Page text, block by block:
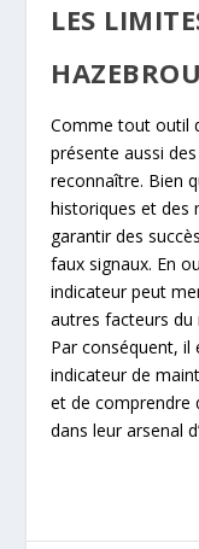
LES
Comme tout outil
présente aussi
reconnaître. Bien
historiques et des
garantir des
faux signaux. En
indicateur peut
autres facteurs
Par conséquent, il
indicateur de
et de comprendre
dans leur arsenal